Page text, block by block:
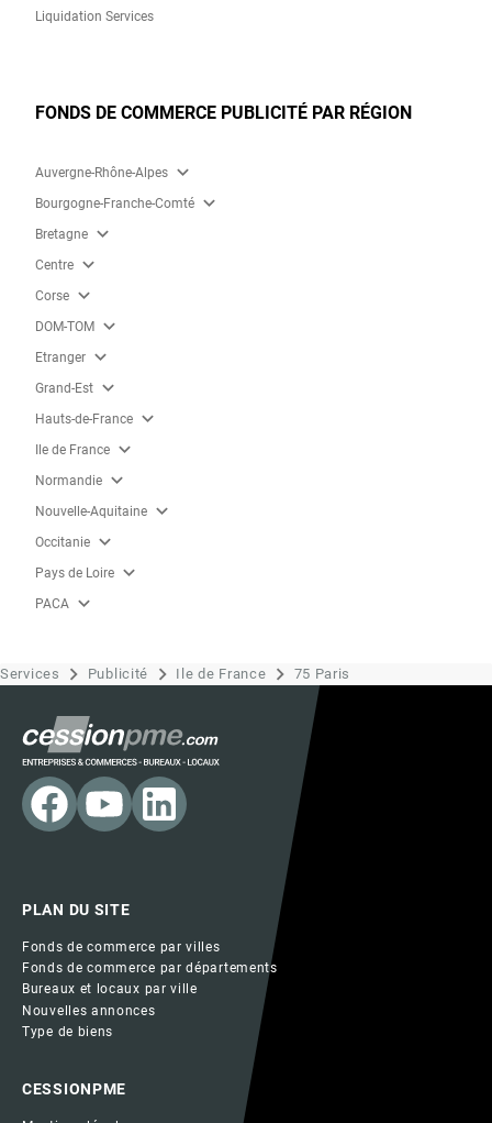
Liquidation Services
FONDS DE COMMERCE PUBLICITÉ PAR RÉGION
Auvergne-Rhône-Alpes expand_more
Bourgogne-Franche-Comté expand_more
Bretagne expand_more
Centre expand_more
Corse expand_more
DOM-TOM expand_more
Etranger expand_more
Grand-Est expand_more
Hauts-de-France expand_more
Ile de France expand_more
Normandie expand_more
Nouvelle-Aquitaine expand_more
Occitanie expand_more
Pays de Loire expand_more
PACA expand_more
Services Publicité Ile de France 75 Paris
PLAN DU SITE
Fonds de commerce par villes
Fonds de commerce par départements
Bureaux et locaux par ville
Nouvelles annonces
Type de biens
CESSIONPME